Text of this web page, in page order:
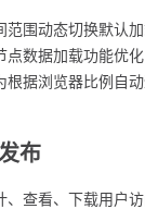
范围动态切换默认
点数据加载功能优
根据浏览器比例自
布
、查看、下载用户